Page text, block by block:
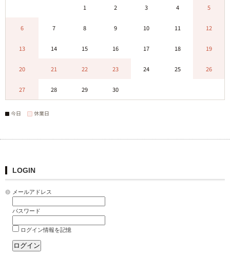
1 2 3 4 5
6 7 8 9 10 11 12
13 14 15 16 17 18 19
20 21 22 23 24 25 26
27 28 29 30
今日 休業日
LOGIN
メールアドレス
パスワード
ログイン情報を記憶